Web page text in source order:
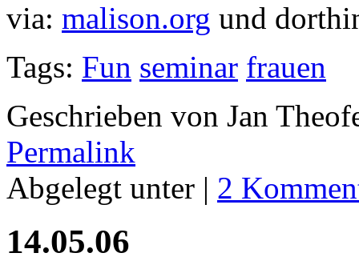
via: malison.org und
Tags: Fun seminar frauen
Geschrieben von Jan
Permalink
Abgelegt unter | 2
14.05.06